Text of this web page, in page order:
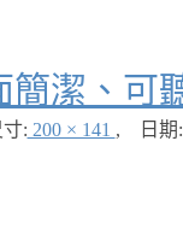
簡潔、可
寸: 200 × 141 , 日期: